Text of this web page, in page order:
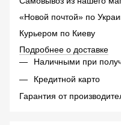
«Новой почтой» по
Курьером по Киеву
Подробнее о доставке
Наличными при
Кредитной карто
Гарантия от